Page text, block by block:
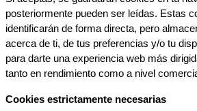
posteriormente pueden ser leídas. Estas
identificarán de forma directa, pero
acerca de ti, de tus preferencias y/o tu
para darte una experiencia web más
tanto en rendimiento como a nivel
Cookies estrictamente necesarias